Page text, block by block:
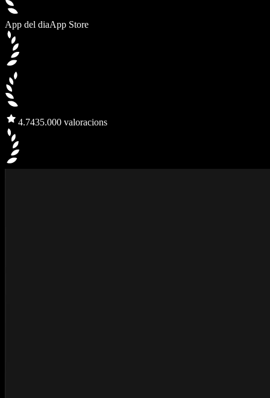
App del diaApp Store
4.7435.000 valoracions